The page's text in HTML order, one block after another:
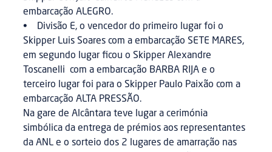
embarcação ALEGRO.
• Divisão E, o vencedor do primeiro lugar foi o
Skipper Luis Soares com a embarcação SETE MARES,
em segundo lugar ficou o Skipper Alexandre
Toscanelli com a embarcação BARBA RIJA e o
terceiro lugar foi para o Skipper Paulo Paixão com a
embarcação ALTA PRESSÃO.
Na gare de Alcântara teve lugar a cerimónia
simbólica da entrega de prémios aos representantes
da ANL e o sorteio dos 2 lugares de amarração nas